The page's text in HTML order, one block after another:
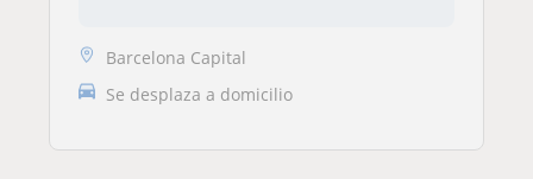
Barcelona Capital
Se desplaza a domicilio